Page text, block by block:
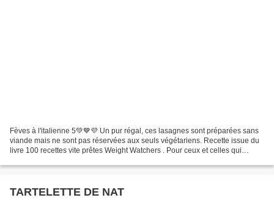
Fèves à l'italienne 5💚💙💜 Un pur régal, ces lasagnes sont préparées sans
viande mais ne sont pas réservées aux seuls végétariens. Recette issue du
livre 100 recettes vite prêtes Weight Watchers . Pour ceux et celles qui
TARTELETTE DE NAT